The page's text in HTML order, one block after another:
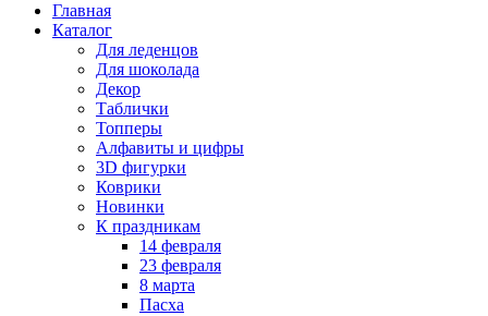
Главная
Каталог
Для леденцов
Для шоколада
Декор
Таблички
Топперы
Алфавиты и цифры
3D фигурки
Коврики
Новинки
К праздникам
14 февраля
23 февраля
8 марта
Пасха